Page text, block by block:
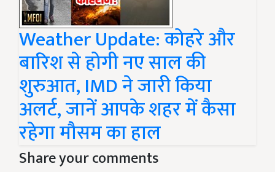
Weather Update: कोहरे और
बारिश से होगी नए साल की
शुरुआत, IMD ने जारी किया
अलर्ट, जानें आपके शहर में कैसा
रहेगा मौसम का हाल
Share your comments